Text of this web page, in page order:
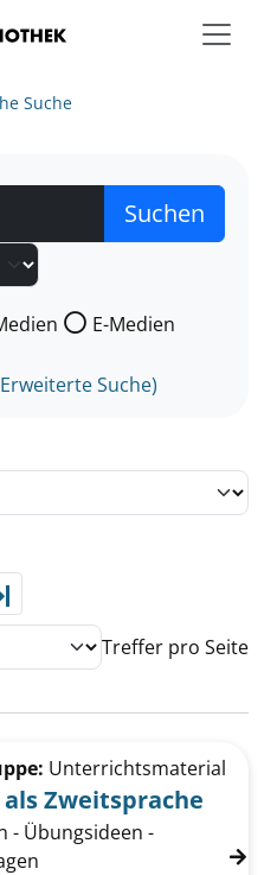
Suche
nach der Sie suchen wollen.
E-Medien
Suche)
Treffer pro Seite
Unterrichtsmaterial
Zweitsprache
- Übungsideen -